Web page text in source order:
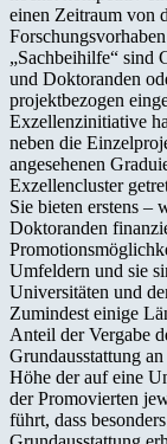
einen Zeitraum von
„Sachbeihilfe“ sind
und Doktoranden
projektbezogen
Exzellenzinitiative
neben die
angesehenen
Exzellencluster
Sie bieten erstens –
Doktoranden
Umfeldern und sie
Universitäten und
Zumindest einige
Anteil der Vergabe
Grundausstattung
Höhe der auf eine
der Promovierten
führt, dass